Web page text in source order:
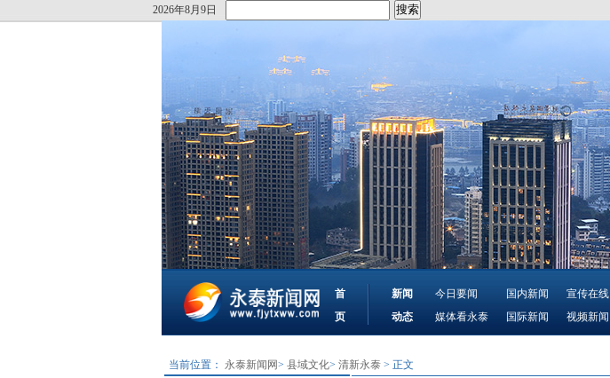
2026年8月9日
首
页
新闻
动态
今日要闻
媒体看永泰
国内新闻
国际新闻
宣传在线
视频新闻
当前位置： 永泰新闻网> 县域文化> 清新永泰> 正文